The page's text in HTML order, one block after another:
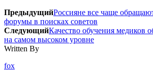
ПредыдущийРоссияне все чаще
форумы в поисках советов
СледующийКачество обучения медиков
на самом высоком уровне
Written By
fox